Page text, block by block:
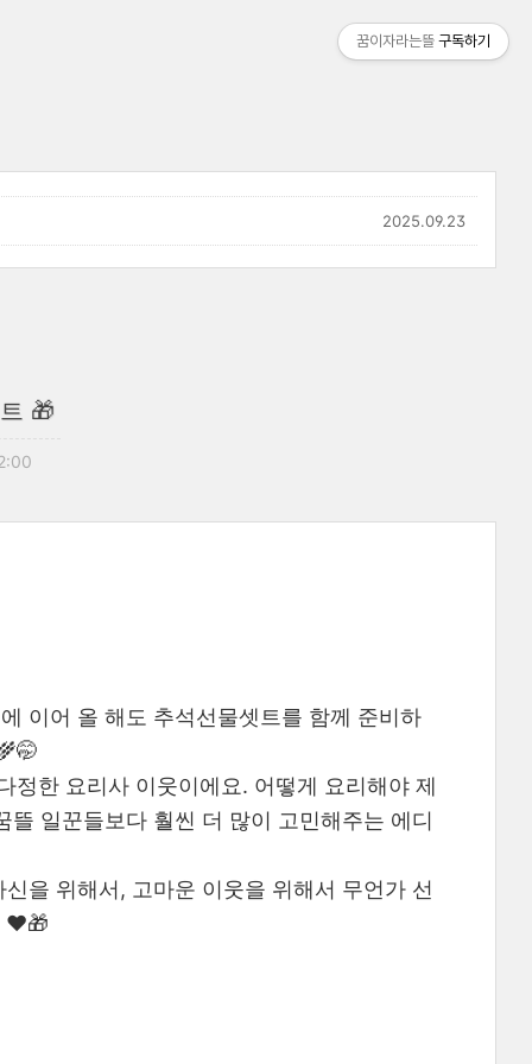
2025.09.23
🎁
이어 올 해도 추석선물셋트를 함께 준비하
정한 요리사 이웃이에요. 어떻게 요리해야 제
일꾼들보다 훨씬 더 많이 고민해주는 에디
을 위해서, 고마운 이웃을 위해서 무언가 선
❤️🎁
꿈이자라는뜰 구독하기